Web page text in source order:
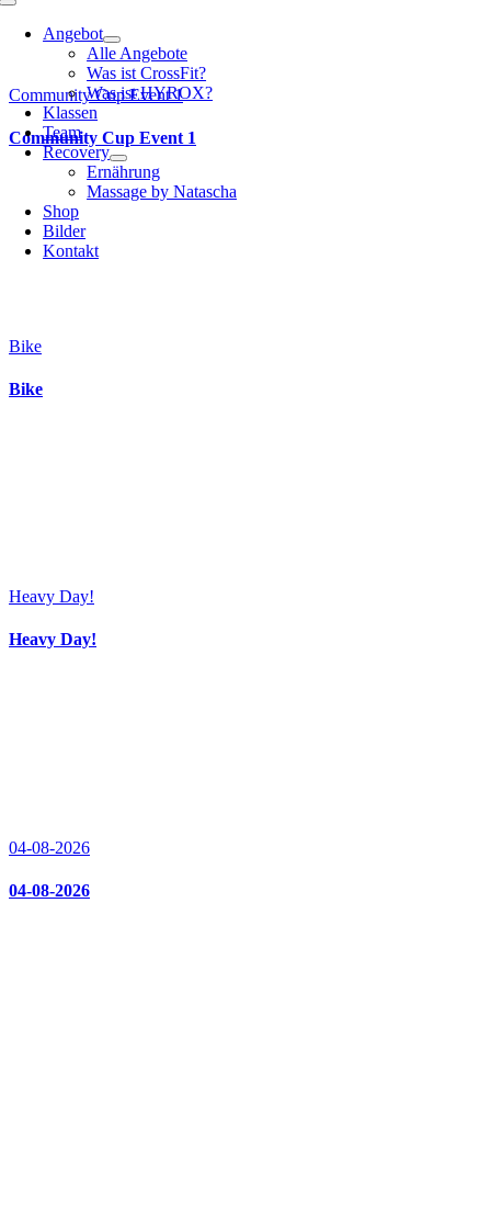
Toggle
NavigationAngebot
Alle Angebote
Was ist CrossFit?
Was ist HYROX?
Klassen
Team
Recovery
Ernährung
Massage by Natascha
Shop
Bilder
Kontakt
Community Cup Event 1
Community Cup Event 1
Bike
Bike
Heavy Day!
Heavy Day!
04-08-2026
04-08-2026